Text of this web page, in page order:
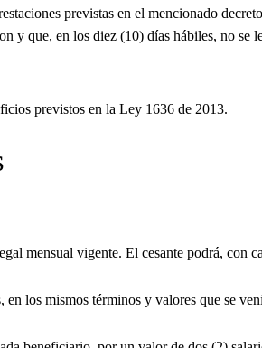
previstas en el mencionado
y que, en los diez (10) días hábiles, no se
previstos en la Ley 1636 de 2013.
mensual vigente. El cesante podrá, con
los mismos términos y valores que se